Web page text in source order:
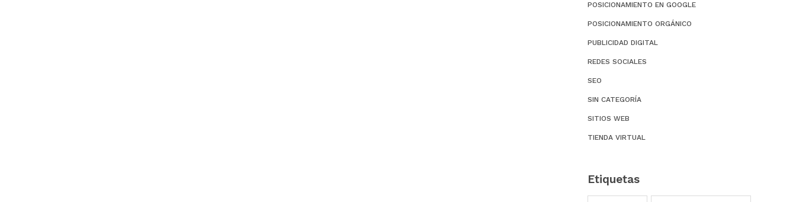
POSICIONAMIENTO EN GOOGLE
POSICIONAMIENTO ORGÁNICO
PUBLICIDAD DIGITAL
REDES SOCIALES
SEO
SIN CATEGORÍA
SITIOS WEB
TIENDA VIRTUAL
Etiquetas